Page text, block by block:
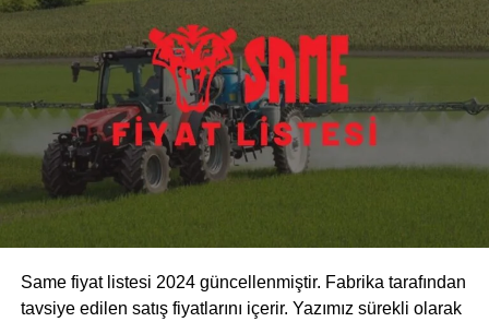
Same fiyat listesi 2024 güncellenmiştir. Fabrika tarafından
tavsiye edilen satış fiyatlarını içerir. Yazımız sürekli olarak